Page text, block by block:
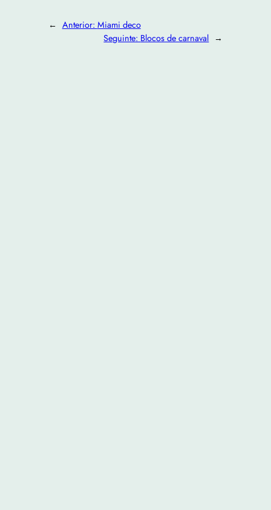
← Anterior: Miami deco
Seguinte: Blocos de carnaval →